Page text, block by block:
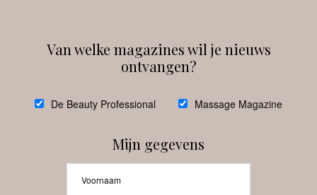
debeautyprofessional
Van welke magazines wil je nieuws
ontvangen?
De Beauty Professional Massage Magazine
Mijn gegevens